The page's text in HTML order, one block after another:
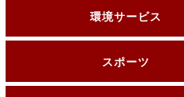
環境サービス
スポーツ